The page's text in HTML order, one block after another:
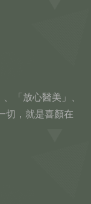
「放心醫美」、
切，就是喜顏在